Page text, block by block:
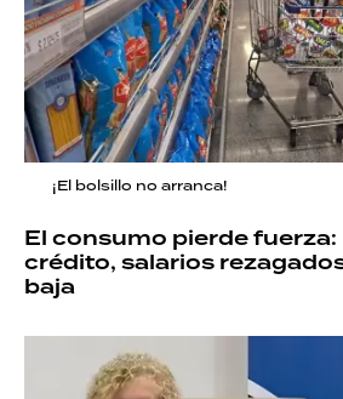
¡El bolsillo no arranca!
El consumo pierde
crédito, salarios
baja